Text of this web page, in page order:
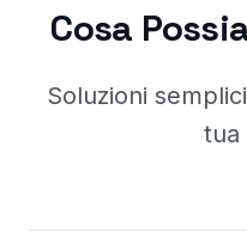
Cosa
Soluzioni
tua